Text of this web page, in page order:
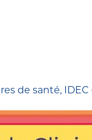
de santé,